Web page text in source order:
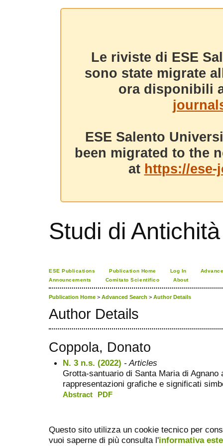
Le riviste di ESE
sono state migrate
ora disponibili
ESE Salento
been migrated to the
at https://
Studi di Antichità
ESE Publications Publication Home Log In
Announcements
Comitato Scientifico About
Publication Home > Advanced Search > Author Details
Author Details
Coppola, Donato
N. 3 n.s. (2022) - Articles
Grotta-santuario di Santa Maria di Agnano
rappresentazioni grafiche e significati
Abstract PDF
Questo sito utilizza un cookie tecnico per
vuoi saperne di più consulta l'informativa